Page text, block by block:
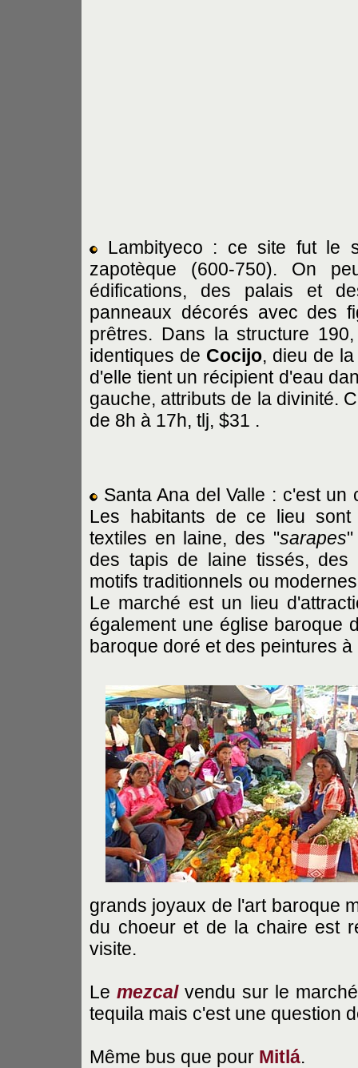
Lambityeco : ce site fut le
zapotèque (600-750). On
édifications, des palais et
panneaux décorés avec des
prêtres. Dans la structure
identiques de Cocijo, dieu de
d'elle tient un récipient d'eau
gauche, attributs de la divinité.
de 8h à 17h, tlj, $31 .
Santa Ana del Valle : c'est
Les habitants de ce lieu sont
textiles en laine, des "sarapes
des tapis de laine tissés,
motifs traditionnels ou
Le marché est un lieu
également une église baroque
baroque doré et des peintures à
grands joyaux de l'art baroque
du choeur et de la chaire est
visite.
Lemezcal vendu sur le
tequila mais c'est une question
Même bus que pour Mitlá.